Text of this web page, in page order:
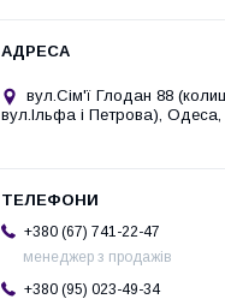
вул.Сім'ї Глодан 88
вул.Ільфа і Петрова), Одеса,
+380 (67) 741-22-47
менеджер з продажів
+380 (95) 023-49-34